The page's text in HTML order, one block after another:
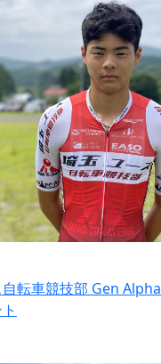
転車競技部 Gen Alpha